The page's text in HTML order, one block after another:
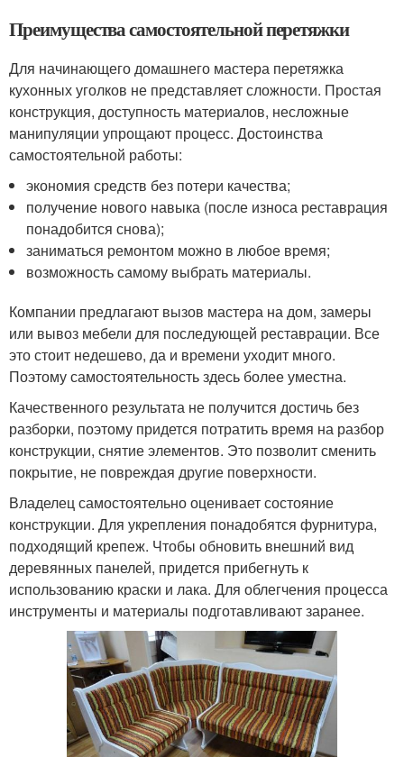
Преимущества самостоятельной перетяжки
Для начинающего домашнего мастера перетяжка
кухонных уголков не представляет сложности. Простая
конструкция, доступность материалов, несложные
манипуляции упрощают процесс. Достоинства
самостоятельной работы:
экономия средств без потери качества;
получение нового навыка (после износа реставрация
понадобится снова);
заниматься ремонтом можно в любое время;
возможность самому выбрать материалы.
Компании предлагают вызов мастера на дом, замеры
или вывоз мебели для последующей реставрации. Все
это стоит недешево, да и времени уходит много.
Поэтому самостоятельность здесь более уместна.
Качественного результата не получится достичь без
разборки, поэтому придется потратить время на разбор
конструкции, снятие элементов. Это позволит сменить
покрытие, не повреждая другие поверхности.
Владелец самостоятельно оценивает состояние
конструкции. Для укрепления понадобятся фурнитура,
подходящий крепеж. Чтобы обновить внешний вид
деревянных панелей, придется прибегнуть к
использованию краски и лака. Для облегчения процесса
инструменты и материалы подготавливают заранее.